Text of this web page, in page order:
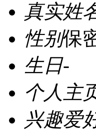
真实姓
性别保
生日-
个人主
兴趣爱